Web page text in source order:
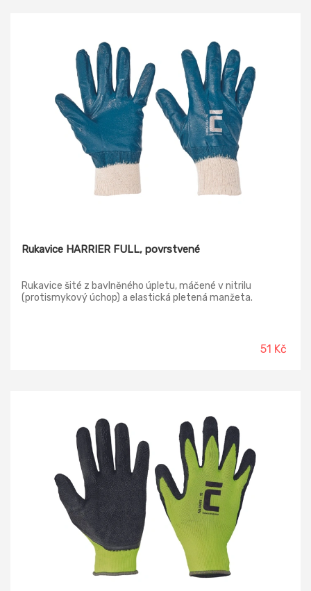
Rukavice HARRIER FULL, povrstvené
Rukavice šité z bavlněného úpletu, máčené v nitrilu
(protismykový úchop) a elastická pletená manžeta.
51 Kč